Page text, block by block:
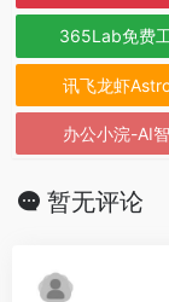
365Lab免费
讯飞龙虾
办公小浣-AI
暂无评论